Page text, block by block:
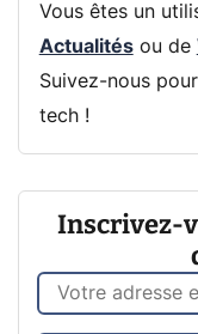
Vous êtes un
Actualitésou de
Suivez-nous
tech !
Inscrivez-